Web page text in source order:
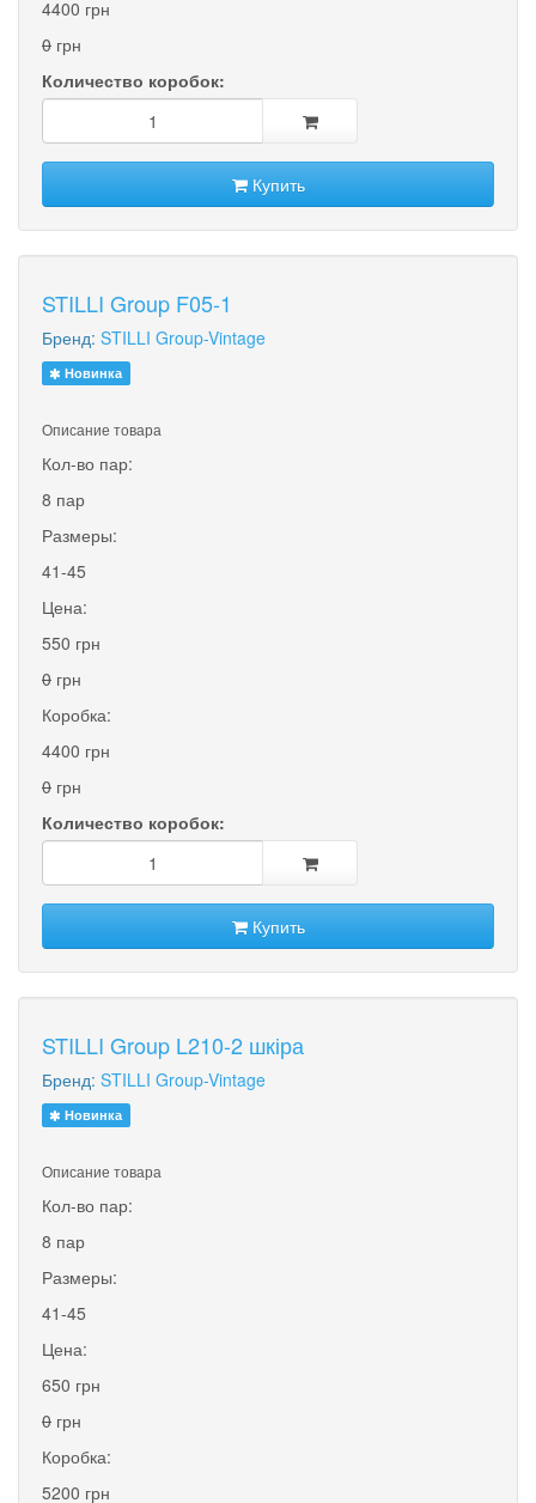
4400 грн
0 грн
Количество коробок:
Купить
STILLI Group F05-1
Бренд: STILLI Group-Vintage
Новинка
Описание товара
Кол-во пар:
8 пар
Размеры:
41-45
Цена:
550 грн
0 грн
Коробка:
4400 грн
0 грн
Количество коробок:
Купить
STILLI Group L210-2 шкіра
Бренд: STILLI Group-Vintage
Новинка
Описание товара
Кол-во пар:
8 пар
Размеры:
41-45
Цена:
650 грн
0 грн
Коробка:
5200 грн